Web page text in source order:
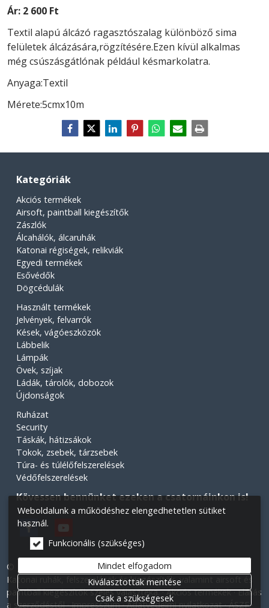
Ár: 2 600 Ft
Textil alapú álcázó ragasztószalag különböző sima
felületek álcázására,rögzítésére.Ezen kívül alkalmas
még csúszásgátlónak például késmarkolatra.
Anyaga:Textil
Mérete:5cmx10m
Kategóriák
Akciós termékek
Airsoft, paintball kiegészítők
Zászlók
Álcahálók, álcaruhák
Katonai régiségek, relikviák
Egyedi termékek
Esővédők
Dögcédulák
Használt termékek
Jelvények, felvarrók
Kések, vágóeszközök
Lábbelik
Lámpák
Övek, szíjak
Ládák, tárolók, dobozok
Újdonságok
Ruházat
Security
Táskák, hátizsákok
Tokok, zsebek, tárzsebek
Túra- és túlélőfelszerelések
Védőfelszerelések
Kövessen bennünket ezeken a csatornáinkon is!
© 2026 Minden jog fenntartva! Légiós Military webáruház.
Katonai ruhák, felszerelések és kiegészítők, valamint airsoft és
paintball kiegészítők széles választéka. Akciós termékek Elállás
a szerződéstől Impresszum Adatvédelmi nyilatkozat ÁSZF
Weboldalunk a működéshez elengedhetetlen sütiket
használ.
Funkcionális (szükséges)
Mindet elfogadom
Kiválasztottak mentése
Csak a szükségesek